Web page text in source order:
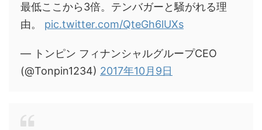
最低ここから3倍。テンバガーと騒がれる理
由。 pic.twitter.com/QteGh6lUXs
— トンピン フィナンシャルグループCEO
(@Tonpin1234) 2017年10月9日